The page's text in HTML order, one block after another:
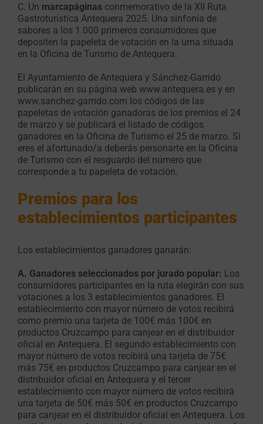
C. Un marcapáginas conmemorativo de la XII Ruta
Gastroturística Antequera 2025. Una sinfonía de
sabores a los 1.000 primeros consumidores que
depositen la papeleta de votación en la urna situada
en la Oficina de Turismo de Antequera.
El Ayuntamiento de Antequera y Sánchez-Garrido
publicarán en su página web www.antequera.es y en
www.sanchez-garrido.com los códigos de las
papeletas de votación ganadoras de los premios el 24
de marzo y se publicará el listado de códigos
ganadores en la Oficina de Turismo el 25 de marzo. Si
eres el afortunado/a deberás personarte en la Oficina
de Turismo con el resguardo del número que
corresponde a tu papeleta de votación.
Premios para los
establecimientos participantes
Los establecimientos ganadores ganarán:
A. Ganadores seleccionados por jurado popular: Los
consumidores participantes en la ruta elegirán con sus
votaciones a los 3 establecimientos ganadores. El
establecimiento con mayor número de votos recibirá
como premio una tarjeta de 100€ más 100€ en
productos Cruzcampo para canjear en el distribuidor
oficial en Antequera. El segundo establecimiento con
mayor número de votos recibirá una tarjeta de 75€
más 75€ en productos Cruzcampo para canjear en el
distribuidor oficial en Antequera y el tercer
establecimiento con mayor número de votos recibirá
una tarjeta de 50€ más 50€ en productos Cruzcampo
para canjear en el distribuidor oficial en Antequera. Los